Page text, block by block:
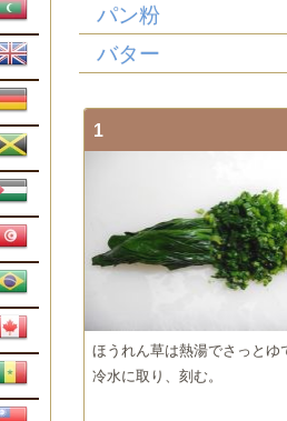
パン粉
バター
1
ほうれん草は熱湯でさっとゆ
冷水に取り、刻む。